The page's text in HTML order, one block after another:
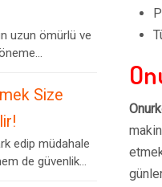
uzun ömürlü ve
Size
edip müdahale
de güvenlik...